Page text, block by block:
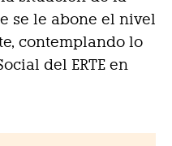
se le abone el nivel
contemplando lo
del ERTE en